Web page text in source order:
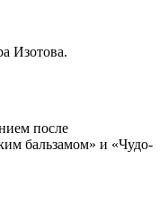
Изотова.
после
бальзамом» и «Чудо-